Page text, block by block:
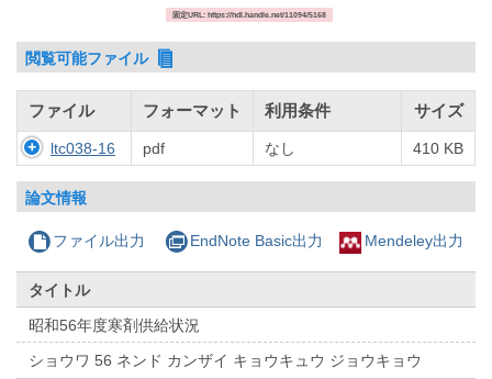
固定URL: https://hdl.handle.net/11094/5168
閲覧可能ファイル
ファイル フォーマット 利用条件 サイズ
ltc038-16 pdf なし 410 KB
論文情報
ファイル出力 EndNote Basic出力 Mendeley出力
タイトル
昭和56年度寒剤供給状況
ショウワ 56 ネンド カンザイ キョウキュウ ジョウキョウ